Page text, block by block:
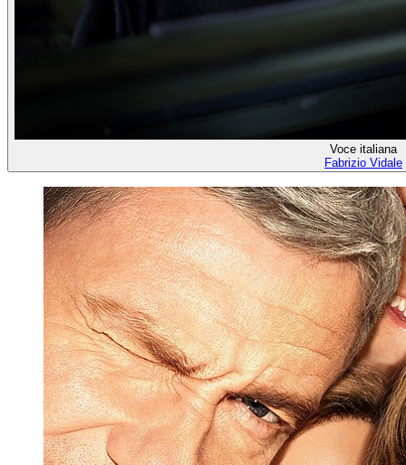
Voce italiana
Fabrizio Vidale